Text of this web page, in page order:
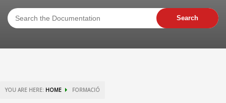
YOU ARE HERE: HOME FORMACIÓ